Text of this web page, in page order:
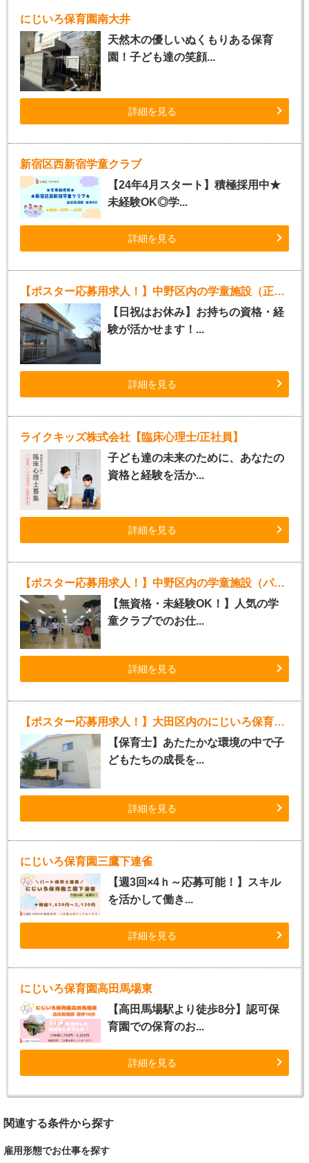
にじいろ保育園南大井
天然木の優しいぬくもりある保育
園！子ども達の笑顔...
詳細を見る
新宿区西新宿学童クラブ
【24年4月スタート】積極採用中★
未経験OK◎学...
詳細を見る
【ポスター応募用求人！】中野区内の学童施設（正社員指導員）
【日祝はお休み】お持ちの資格・経
験が活かせます！...
詳細を見る
ライクキッズ株式会社【臨床心理士/正社員】
子ども達の未来のために、あなたの
資格と経験を活か...
詳細を見る
【ポスター応募用求人！】中野区内の学童施設（パート指導員）
【無資格・未経験OK！】人気の学
童クラブでのお仕...
詳細を見る
【ポスター応募用求人！】大田区内のにじいろ保育園（正社員）
【保育士】あたたかな環境の中で子
どもたちの成長を...
詳細を見る
にじいろ保育園三鷹下連雀
【週3回×4ｈ～応募可能！】スキル
を活かして働き...
詳細を見る
にじいろ保育園高田馬場東
【高田馬場駅より徒歩8分】認可保
育園での保育のお...
詳細を見る
関連する条件から探す
雇用形態でお仕事を探す